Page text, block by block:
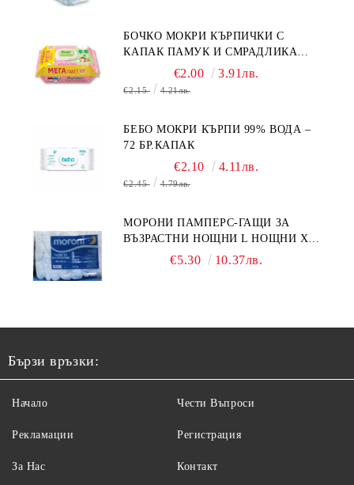
БОЧКО МОКРИ КЪРПИЧКИ С
КАПАК ПАМУК И СМРАДЛИКА
€2.00 3.91лв.
€2.15 4.21лв.
БЕБО МОКРИ КЪРПИ 99% ВОДА –
72 БР.КАПАК
€2.10 4.11лв.
€2.45 4.79лв.
МОРОНИ ПАМПЕРС-ГАЩИ ЗА
ВЪЗРАСТНИ НОЩНИ L НОЩНИ X
€5.30 10.37лв.
Бързи връзки:
Начало
Рекламации
За Нас
Чести Въпроси
Регистрация
Контакт